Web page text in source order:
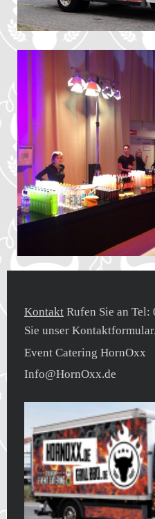
Kontakt Rufen Sie an Tel:
Sie unser Kontaktformular.
Event Catering HornOxx
Info@HornOxx.de